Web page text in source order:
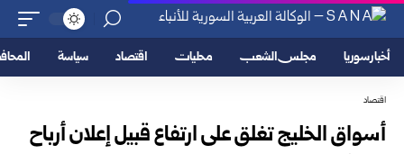
أخبار سوريا مجلس الشعب محليات اقتصاد سياسة
اقتصاد
أسواق الخليج تغلق على ارتفاع قبيل إعلان أرباح